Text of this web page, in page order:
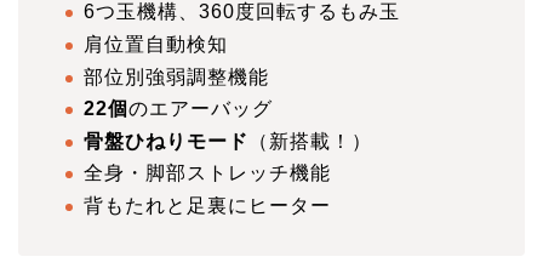
6つ玉機構、360度回転するもみ玉
肩位置自動検知
部位別強弱調整機能
22個のエアーバッグ
骨盤ひねりモード
（新搭載！）
全身・脚部ストレッチ機能
背もたれと足裏にヒーター